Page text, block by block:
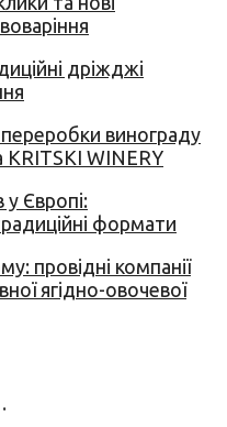
дріжджі
винограду
KRITSKI WINERY
у Європі:
формати
провідні компанії
ягідно-овочевої